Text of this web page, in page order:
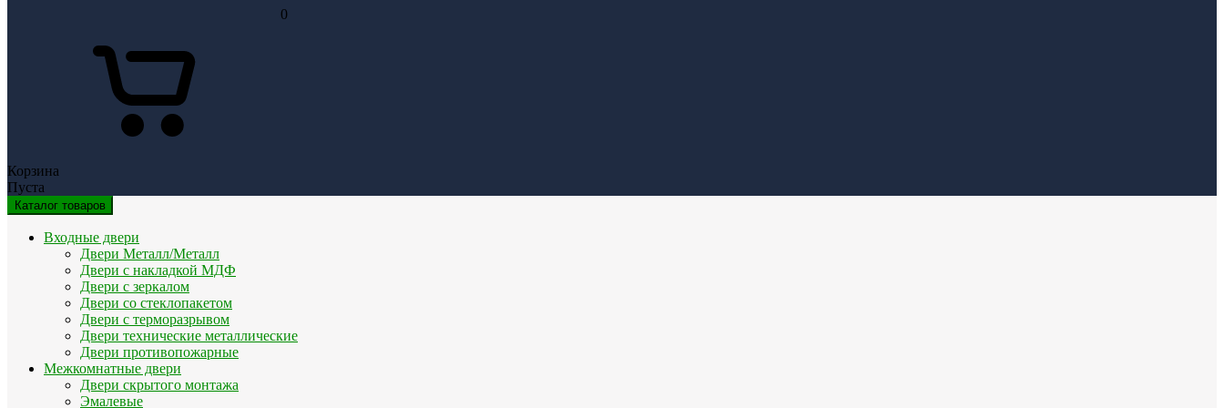
0
Корзина
Пуста
Каталог товаров
Входные двери
Двери Металл/Металл
Двери с накладкой МДФ
Двери с зеркалом
Двери со стеклопакетом
Двери с терморазрывом
Двери технические металлические
Двери противопожарные
Межкомнатные двери
Двери скрытого монтажа
Эмалевые